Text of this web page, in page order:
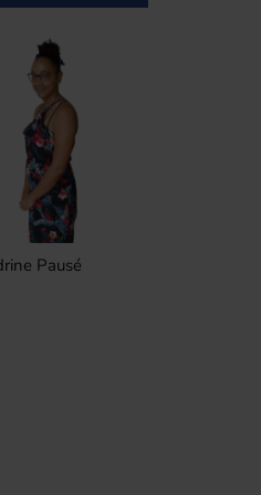
Frederic Lesages